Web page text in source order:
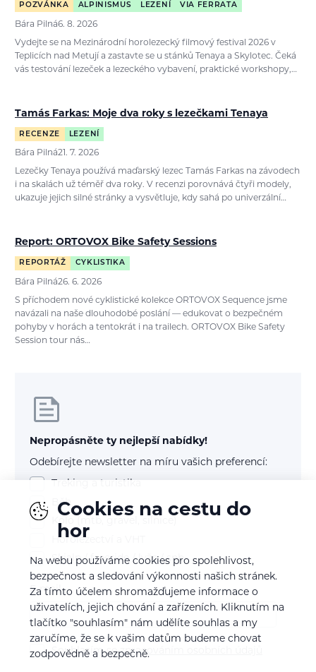
POZVÁNKA ALPINISMUS LEZENÍ VIA FERRATA
Bára Pilná6. 8. 2026
Vydejte se na Mezinárodní horolezecký filmový festival 2026 v
Teplicích nad Metují a zastavte se u stánků Tenaya a Skylotec. Čeká
vás testování lezeček a lezeckého vybavení, praktické workshopy,…
Tamás Farkas: Moje dva roky s lezečkami Tenaya
RECENZE LEZENÍ
Bára Pilná21. 7. 2026
Lezečky Tenaya používá maďarský lezec Tamás Farkas na závodech
i na skalách už téměř dva roky. V recenzi porovnává čtyři modely,
ukazuje jejich silné stránky a vysvětluje, kdy sahá po univerzální…
Report: ORTOVOX Bike Safety Sessions
REPORTÁŽ CYKLISTIKA
Bára Pilná26. 6. 2026
S příchodem nové cyklistické kolekce ORTOVOX Sequence jsme
navázali na naše dlouhodobé poslání — edukovat o bezpečném
pohyby v horách a tentokrát i na trailech. ORTOVOX Bike Safety
Session tour nás…
Nepropásněte ty nejlepší nabídky!
Odebírejte newsletter na míru vašich preferencí:
Běh
Kolo (mtb, gravel, silnice)
Horolezectví a VHT
Skialp / freeride / lyže / snb
E-mail
Souhlasím sezpracováním osobních údajů
Cookies na cestu do
hor
Na webu používáme cookies pro spolehlivost,
bezpečnost a sledování výkonnosti našich stránek.
Za tímto účelem shromažďujeme informace o
uživatelích, jejich chování a zařízeních. Kliknutím na
tlačítko "souhlasím" nám udělíte souhlas a my
zaručíme, že se k vašim datům budeme chovat
zodpovědně a bezpečně.